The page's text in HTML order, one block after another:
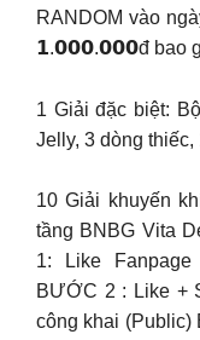
RANDOM vào
𝟭.𝟬𝟬𝟬.𝟬𝟬𝟬đ bao
1 Giải đặc biệt:
Jelly, 3 dòng thiếc,
10 Giải khuyến
tầng BNBG Vita
1: Like
BƯỚC 2 : Like +
công khai (Public)